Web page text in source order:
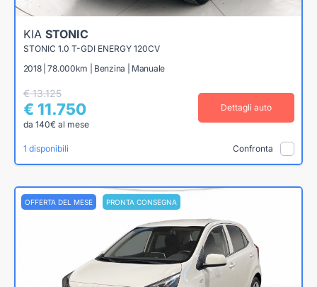
KIA STONIC
STONIC 1.0 T-GDI ENERGY 120CV
2018 | 78.000km | Benzina | Manuale
€ 13.125
€ 11.750
da 140€ al mese
Dettagli auto
1 disponibili Confronta
OFFERTA DEL MESE PRONTA CONSEGNA